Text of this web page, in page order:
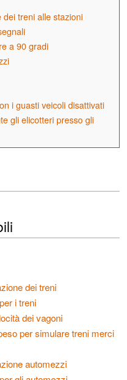
treni alle stazioni
a 90 gradi
i guasti veicoli disattivati
gli elicotteri presso gli
dei treni
i treni
dei vagoni
per simulare treni merci
automezzi